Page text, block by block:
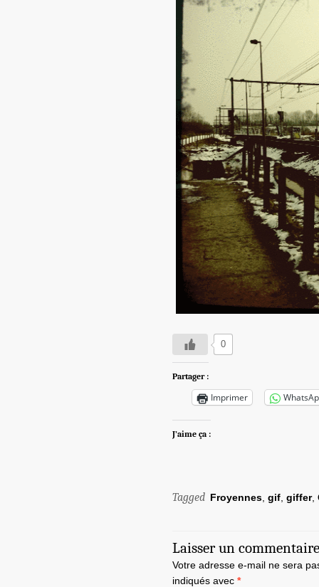
0
Partager :
Imprimer
J’aime ça :
Tagged Froyennes gif giffer,
Laisser un commentaire
Votre adresse e-mail ne sera
indiqués avec *